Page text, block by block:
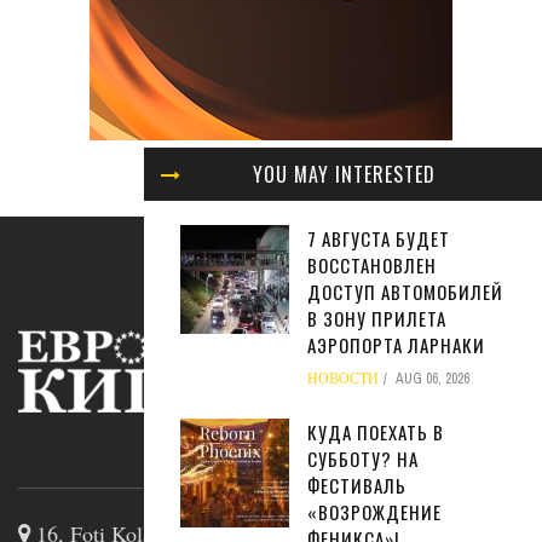
YOU MAY INTERESTED
7 АВГУСТА БУДЕТ
ВОССТАНОВЛЕН
ДОСТУП АВТОМОБИЛЕЙ
В ЗОНУ ПРИЛЕТА
АЭРОПОРТА ЛАРНАКИ
НОВОСТИ AUG 06, 2026
КУДА ПОЕХАТЬ В
СУББОТУ? НА
ФЕСТИВАЛЬ
«ВОЗРОЖДЕНИЕ
ABOUT US
16, Foti Kolakidi str, 3031, Limassol, Cyprus